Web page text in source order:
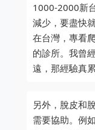
1000-2000新
減少，要盡快
在台灣，專看
的診所。我曾
遠，那經驗真累
另外，脫皮和
需要協助。例